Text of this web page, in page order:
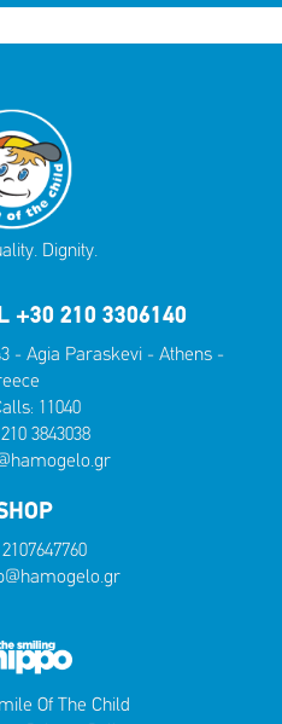
Dignity.
+30 210 3306140
- Agia Paraskevi - Athens -
11040
3843038
Of The Child